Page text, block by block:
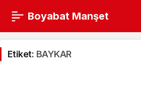
Boyabat Manşet
Etiket: BAYKAR